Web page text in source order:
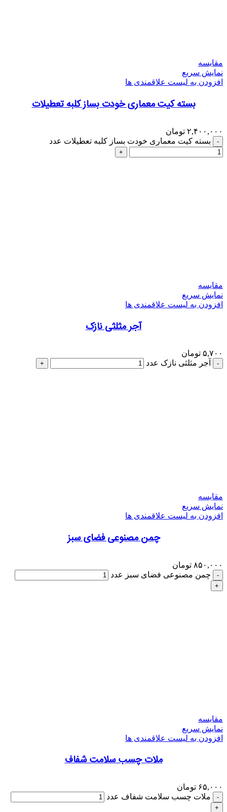
مقایسه
نمایش سریع
افزودن به لیست علاقمندی ها
بسته کیت معماری خودت بساز کلبه تعطیلات
۲,۴۰۰,۰۰۰ تومان
بسته کیت معماری خودت بساز کلبه تعطیلات عدد
مقایسه
نمایش سریع
افزودن به لیست علاقمندی ها
آجر مثلثی نازک
۵,۷۰۰ تومان
آجر مثلثی نازک عدد
مقایسه
نمایش سریع
افزودن به لیست علاقمندی ها
چمن مصنوعی فضای سبز
۸۵۰,۰۰۰ تومان
چمن مصنوعی فضای سبز عدد
مقایسه
نمایش سریع
افزودن به لیست علاقمندی ها
ملات چسب سلامت شفاف
۶۵,۰۰۰ تومان
ملات چسب سلامت شفاف عدد